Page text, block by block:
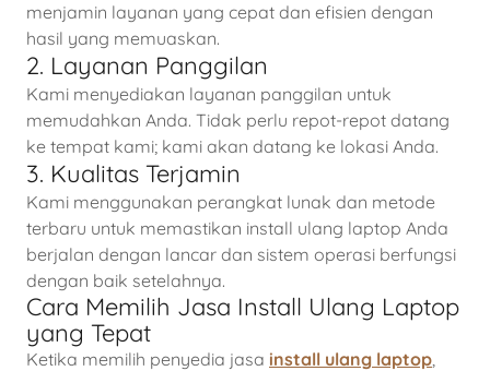
menjamin layanan yang cepat dan efisien dengan
hasil yang memuaskan.
2. Layanan Panggilan
Kami menyediakan layanan panggilan untuk
memudahkan Anda. Tidak perlu repot-repot datang
ke tempat kami; kami akan datang ke lokasi Anda.
3. Kualitas Terjamin
Kami menggunakan perangkat lunak dan metode
terbaru untuk memastikan install ulang laptop Anda
berjalan dengan lancar dan sistem operasi berfungsi
dengan baik setelahnya.
Cara Memilih Jasa Install Ulang Laptop
yang Tepat
Ketika memilih penyedia jasa install ulang laptop,